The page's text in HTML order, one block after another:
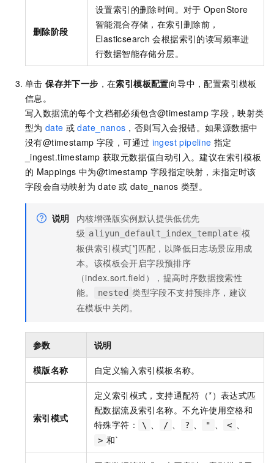
删除阶段
设置索引的删除时间。对于 OpenStore
智能混合存储，在索引删除前，
Elasticsearch 会根据索引的读写频率进
行数据智能存储分层。
单击 保存并下一步 ，在索引模板配置向导中，配置索引模板
信息。
写入数据流的每个文档都必须包含@timestamp 字段，映射类
型为 date 或 date_nanos ，否则写入会报错。如果源数据中
没有@timestamp 字段，可通过 ingest pipeline 指定
_ingest.timestamp 获取元数据值自动引入。建议在索引模板
的 Mappings 中为@timestamp 字段指定映射，未指定时该
字段会自动映射为 date 或 date_nanos 类型。
说明
内核增强版实例默认提供低优先
级 aliyun_default_index_template 模
板供索引模式[*]匹配，以降低日志场景应用成
本。该模板会开启字段预排序
（index.sort.field），提高时序数据搜索性
能。
nested 类型字段不支持预排序，建议
在模板中关闭。
参数 说明
模版名称 自定义输入索引模板名称。
索引模式
定义索引模式，支持通配符（*）表达式匹
配数据流及索引名称。不允许使用空格和
特殊字符：
\ 、 / 、 ? 、 " 、 < 、
> 和`